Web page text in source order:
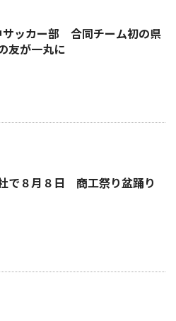
サッカー部 合同チーム初の県
友が一丸に
で８月８日 商工祭り盆踊り